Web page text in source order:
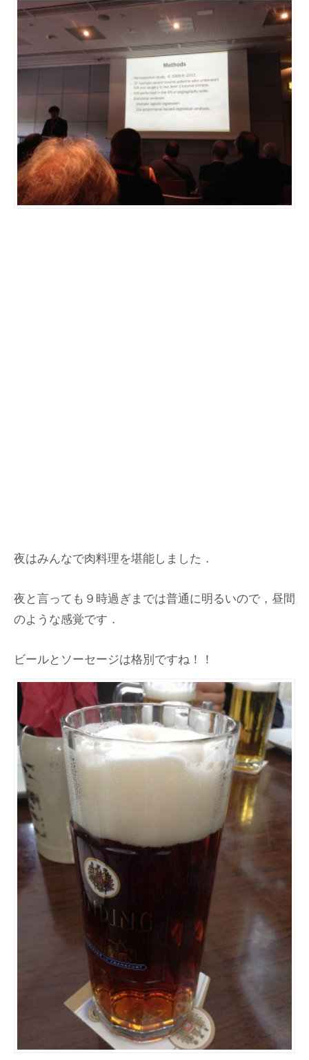
夜はみんなで肉料理を堪能しました．
夜と言っても９時過ぎまでは普通に明るいので，昼間
のような感覚です．
ビールとソーセージは格別ですね！！